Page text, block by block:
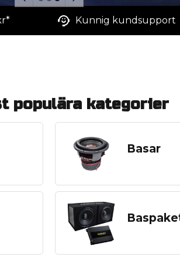
Kunnig kundsupport
populära kategorier
Basar